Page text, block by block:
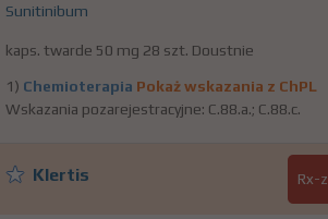
Sunitinibum
kaps. twarde 50 mg 28 szt. Doustnie
1) Chemioterapia Pokaż wskazania z ChPL
Wskazania pozarejestracyjne: C.88.a.; C.88.c.
Klertis Rx-z